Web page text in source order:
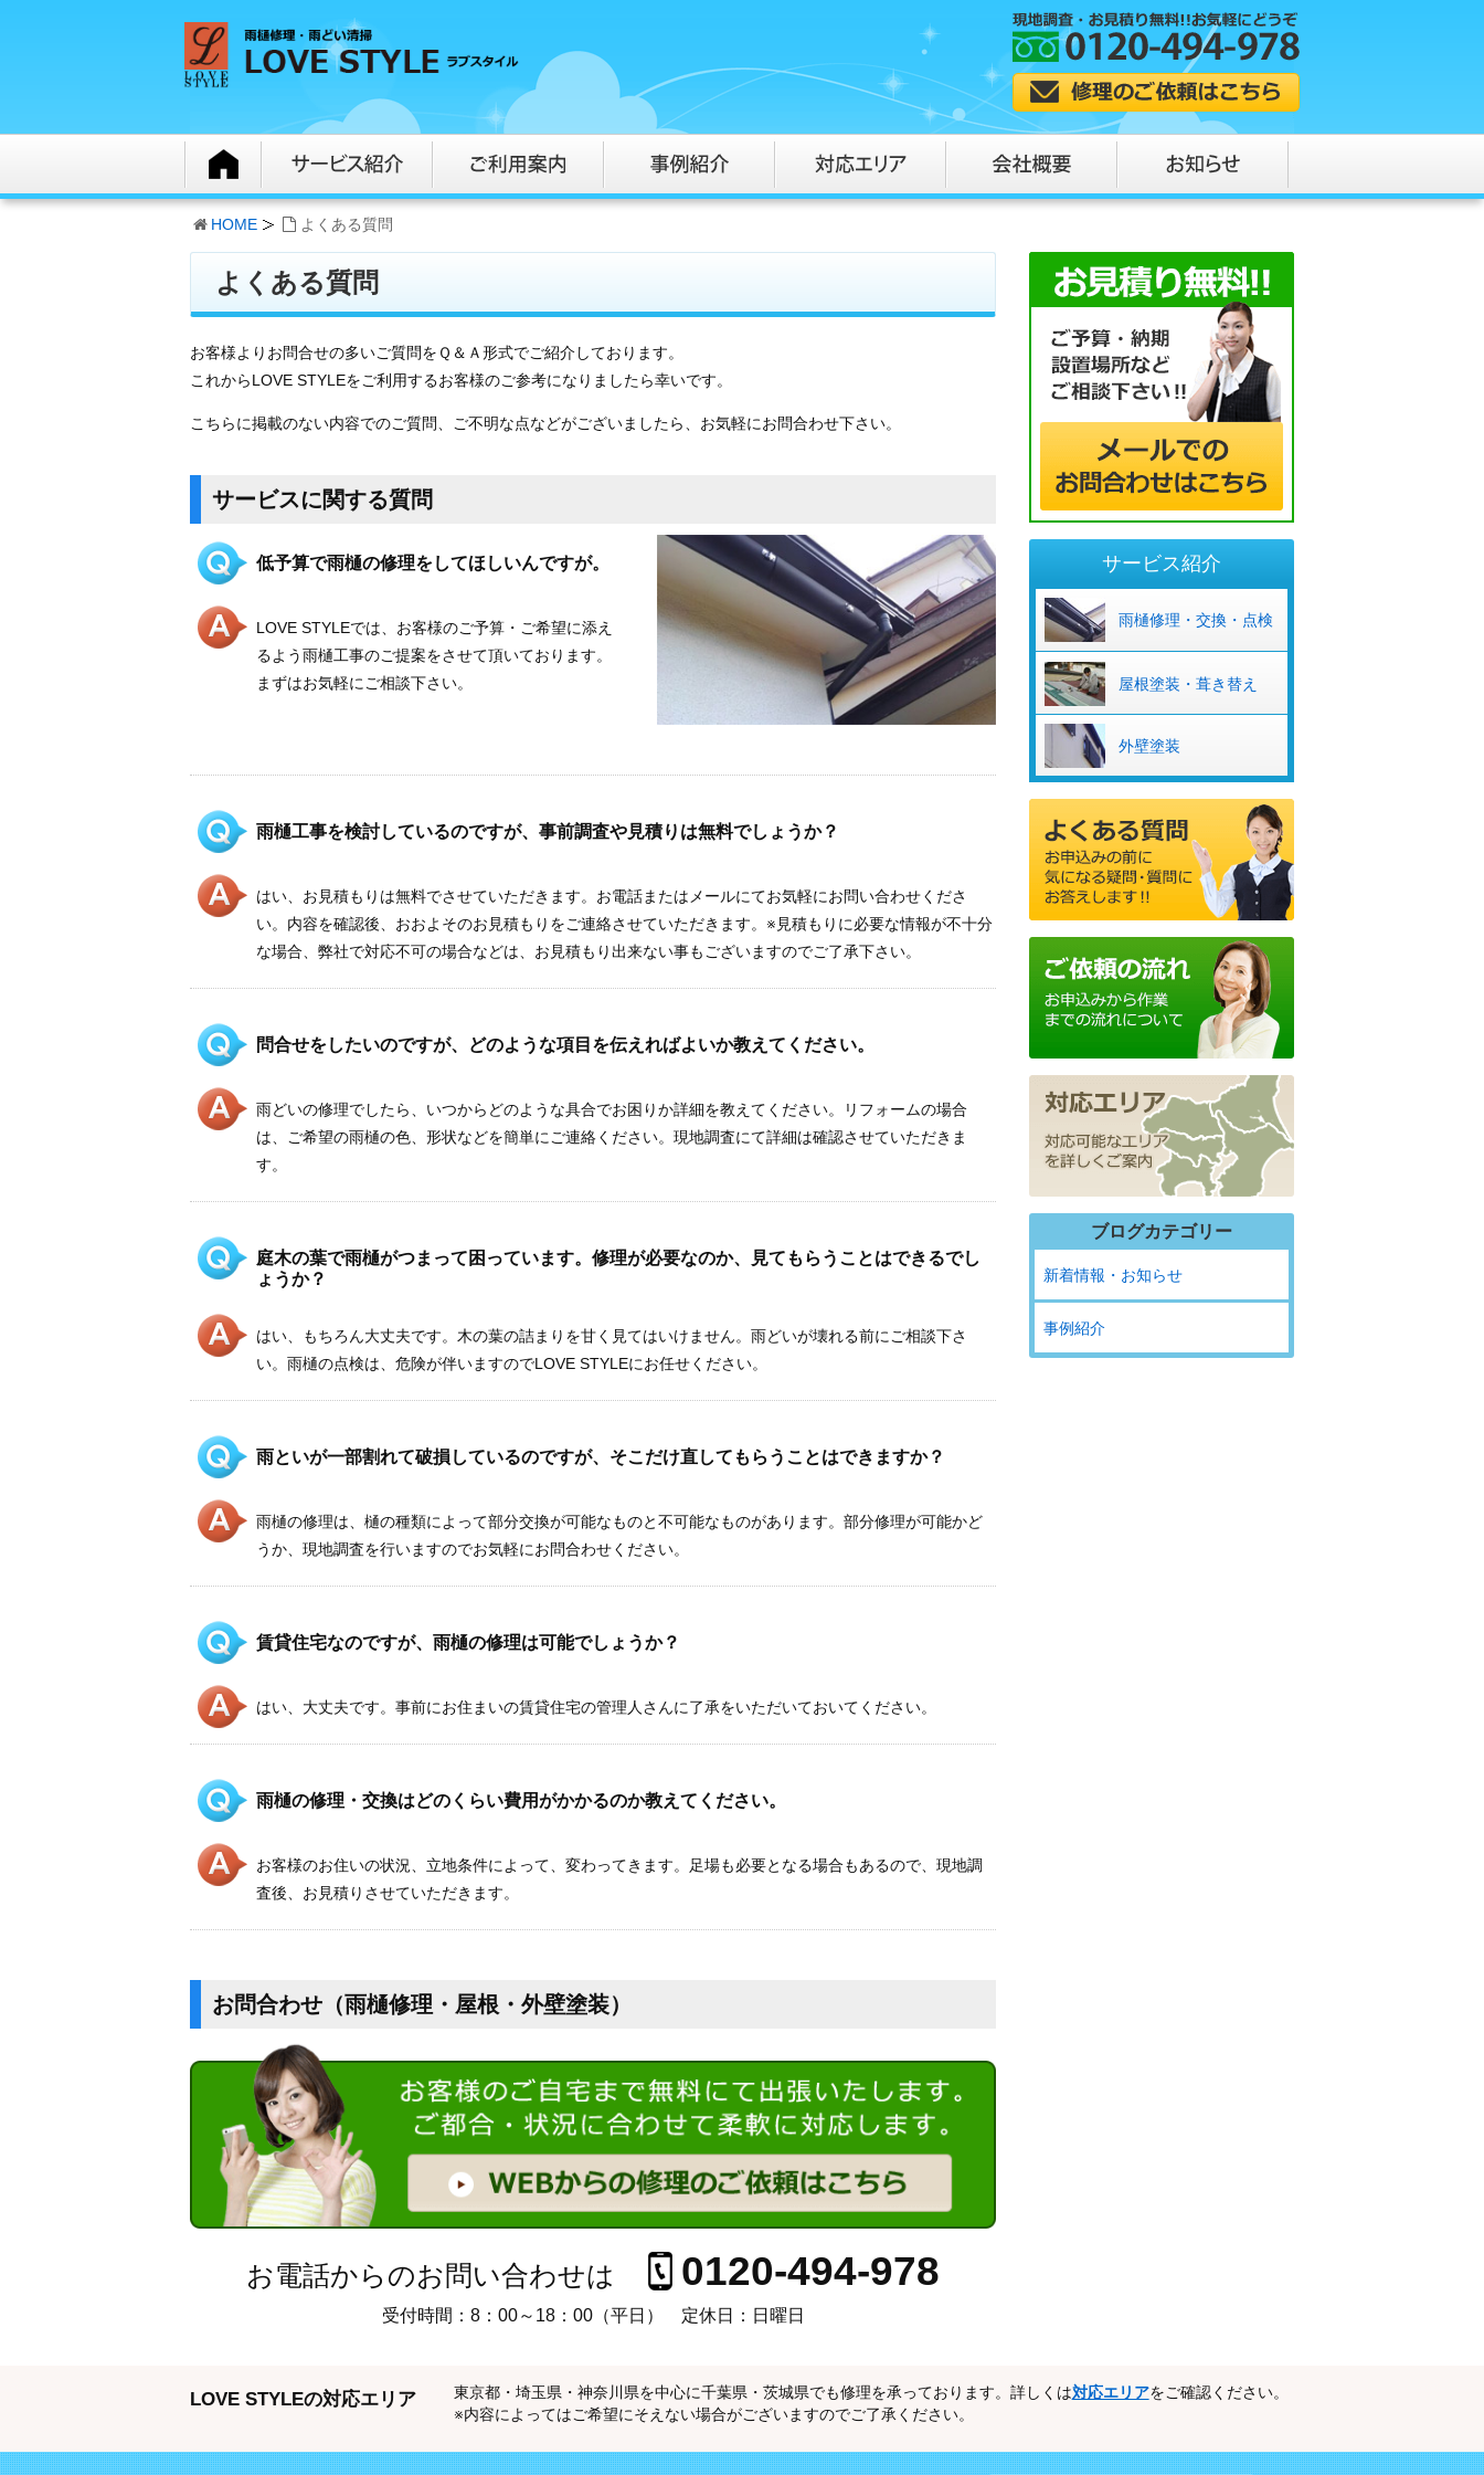
HOME よくある質問
よくある質問
お客様よりお問合せの多いご質問をＱ＆Ａ形式でご紹介しております。
これからLOVE STYLEをご利用するお客様のご参考になりましたら幸いです。
こちらに掲載のない内容でのご質問、ご不明な点などがございましたら、お気軽にお問合わせ下さい。
サービスに関する質問
低予算で雨樋の修理をしてほしいんですが。
LOVE STYLEでは、お客様のご予算・ご希望に添え
るよう雨樋工事のご提案をさせて頂いております。
まずはお気軽にご相談下さい。
雨樋工事を検討しているのですが、事前調査や見積りは無料でしょうか？
はい、お見積もりは無料でさせていただきます。お電話またはメールにてお気軽にお問い合わせくださ
い。内容を確認後、おおよそのお見積もりをご連絡させていただきます。※見積もりに必要な情報が不十分
な場合、弊社で対応不可の場合などは、お見積もり出来ない事もございますのでご了承下さい。
問合せをしたいのですが、どのような項目を伝えればよいか教えてください。
雨どいの修理でしたら、いつからどのような具合でお困りか詳細を教えてください。リフォームの場合
は、ご希望の雨樋の色、形状などを簡単にご連絡ください。現地調査にて詳細は確認させていただきま
す。
庭木の葉で雨樋がつまって困っています。修理が必要なのか、見てもらうことはできるでし
ょうか？
はい、もちろん大丈夫です。木の葉の詰まりを甘く見てはいけません。雨どいが壊れる前にご相談下さ
い。雨樋の点検は、危険が伴いますのでLOVE STYLEにお任せください。
雨といが一部割れて破損しているのですが、そこだけ直してもらうことはできますか？
雨樋の修理は、樋の種類によって部分交換が可能なものと不可能なものがあります。部分修理が可能かど
うか、現地調査を行いますのでお気軽にお問合わせください。
賃貸住宅なのですが、雨樋の修理は可能でしょうか？
はい、大丈夫です。事前にお住まいの賃貸住宅の管理人さんに了承をいただいておいてください。
雨樋の修理・交換はどのくらい費用がかかるのか教えてください。
お客様のお住いの状況、立地条件によって、変わってきます。足場も必要となる場合もあるので、現地調
査後、お見積りさせていただきます。
お問合わせ（雨樋修理・屋根・外壁塗装）
お電話からのお問い合わせは 0120-494-978
受付時間：8：00～18：00（平日） 定休日：日曜日
サービス紹介
雨樋修理・交換・点検
屋根塗装・葺き替え
外壁塗装
ブログカテゴリー
新着情報・お知らせ
事例紹介
LOVE STYLEの対応エリア 東京都・埼玉県・神奈川県を中心に千葉県・茨城県でも修理を承っております。詳しくは対応エリアをご確認ください。
※内容によってはご希望にそえない場合がございますのでご了承ください。